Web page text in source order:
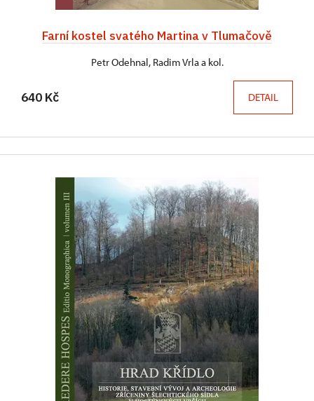
Farní kostel svatého Martina v Tlumačově
Petr Odehnal, Radim Vrla a kol.
640 Kč DETAIL